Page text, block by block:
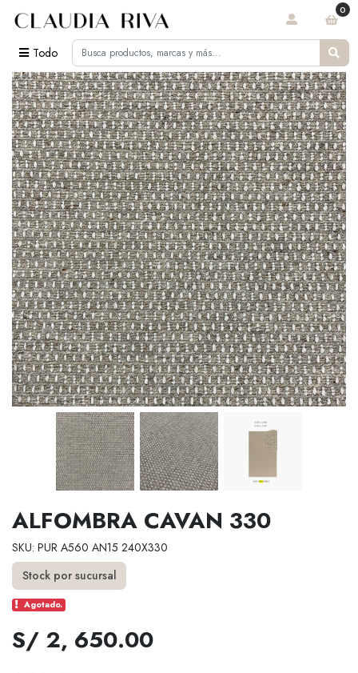
Todo
0
ALFOMBRA CAVAN 330
SKU: PUR A560 AN15 240X330
Stock por sucursal
Agotado.
S/ 2, 650.00